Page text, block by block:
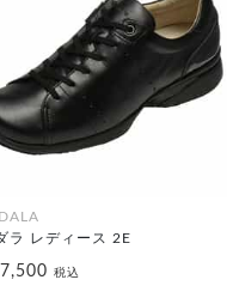
ラ レディース 2E
税込